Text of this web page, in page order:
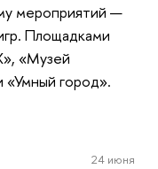
мероприятий —
Площадками
«Музей
«Умный город».
24 июня